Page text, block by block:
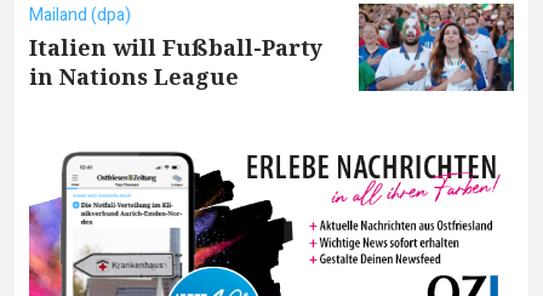
Mailand (dpa)
Italien will Fußball-Party
in Nations League